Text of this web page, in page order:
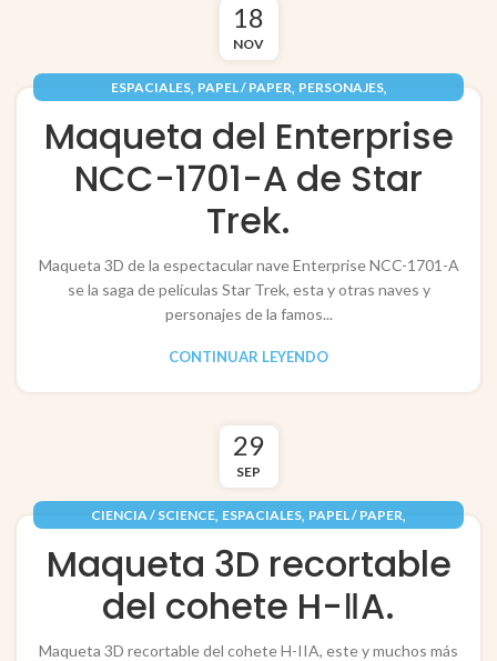
18
NOV
ESPACIALES, PAPEL / PAPER, PERSONAJES,
Maqueta del Enterprise
NCC-1701-A de Star
Trek.
Maqueta 3D de la espectacular nave Enterprise NCC-1701-A
se la saga de películas Star Trek, esta y otras naves y
personajes de la famos...
CONTINUAR LEYENDO
29
SEP
CIENCIA / SCIENCE, ESPACIALES, PAPEL / PAPER,
Maqueta 3D recortable
del cohete H-ⅡA.
Maqueta 3D recortable del cohete H-IIA, este y muchos más